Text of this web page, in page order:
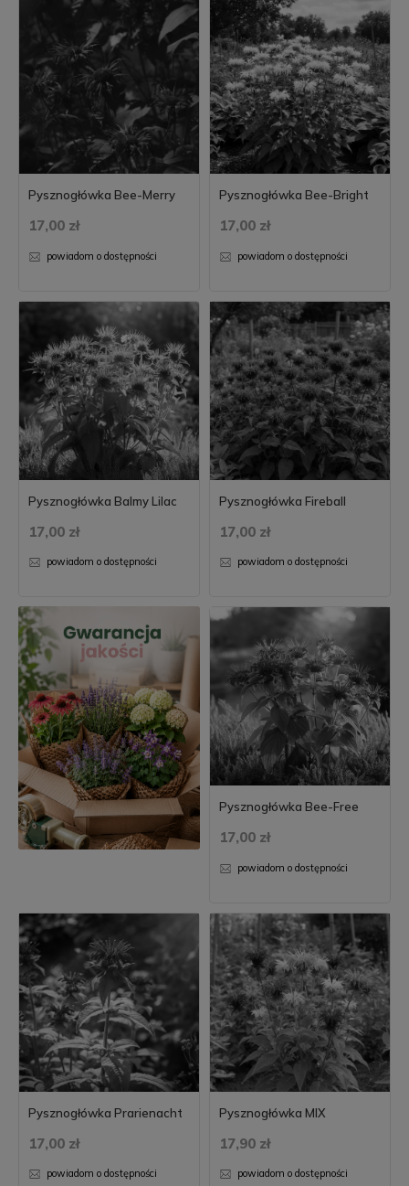
Pysznogłówka Bee-Merry
17,00 zł
powiadom o dostępności
Pysznogłówka Bee-Bright
17,00 zł
powiadom o dostępności
Pysznogłówka Balmy Lilac
17,00 zł
powiadom o dostępności
Pysznogłówka Fireball
17,00 zł
powiadom o dostępności
Pysznogłówka Bee-Free
17,00 zł
powiadom o dostępności
Pysznogłówka Prarienacht
17,00 zł
powiadom o dostępności
Pysznogłówka MIX
17,90 zł
powiadom o dostępności